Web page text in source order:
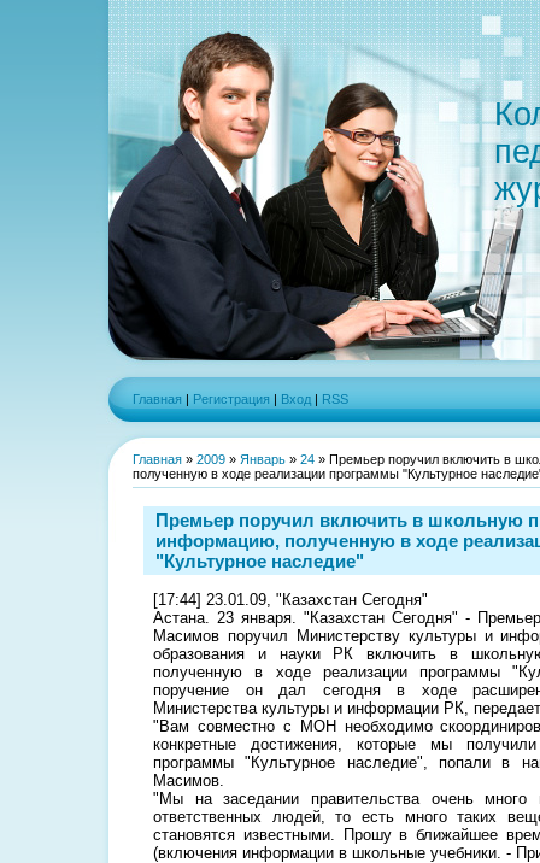
Главная | Регистрация | Вход | RSS
Главная » 2009 » Январь » 24 » Премьер поручил включить в
полученную в ходе реализации программы "Культурное
Премьер поручил включить в школьную
информацию, полученную в ходе
"Культурное наследие"
[17:44] 23.01.09, "Казахстан Сегодня"
Астана. 23 января. "Казахстан Сегодня" -
Масимов поручил Министерству культуры и
образования и науки РК включить в
полученную в ходе реализации программы
поручение он дал сегодня в ходе
Министерства культуры и информации РК,
"Вам совместно с МОН необходимо
конкретные достижения, которые мы
программы "Культурное наследие", попали в
Масимов.
"Мы на заседании правительства очень много
ответственных людей, то есть много таких
становятся известными. Прошу в ближайшее
(включения информации в школьные учебники. -